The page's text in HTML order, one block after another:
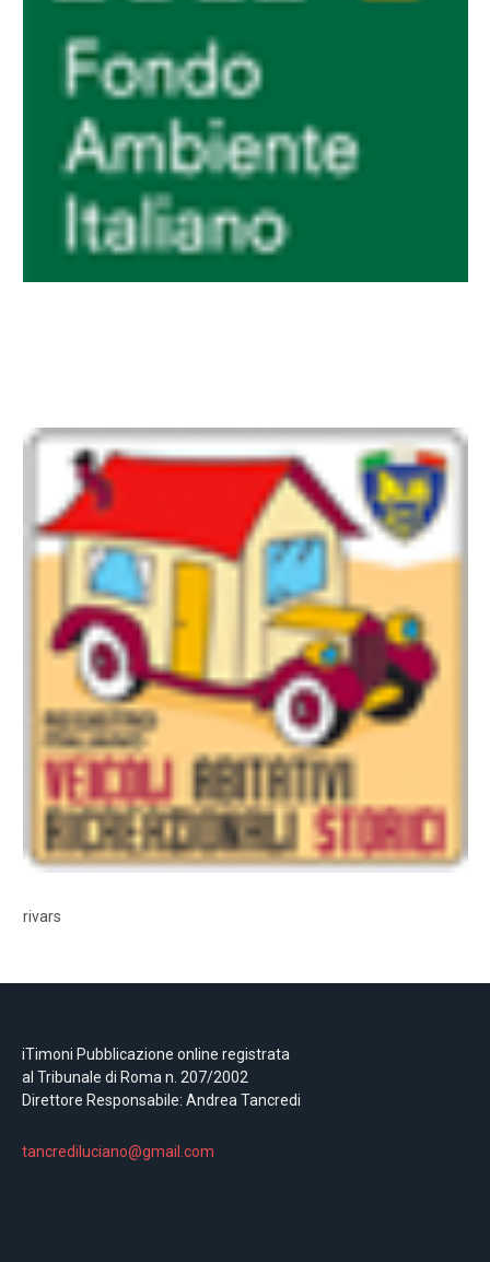
rivars
iTimoni Pubblicazione online registrata
al Tribunale di Roma n. 207/2002
Direttore Responsabile: Andrea Tancredi
tancrediluciano@gmail.com